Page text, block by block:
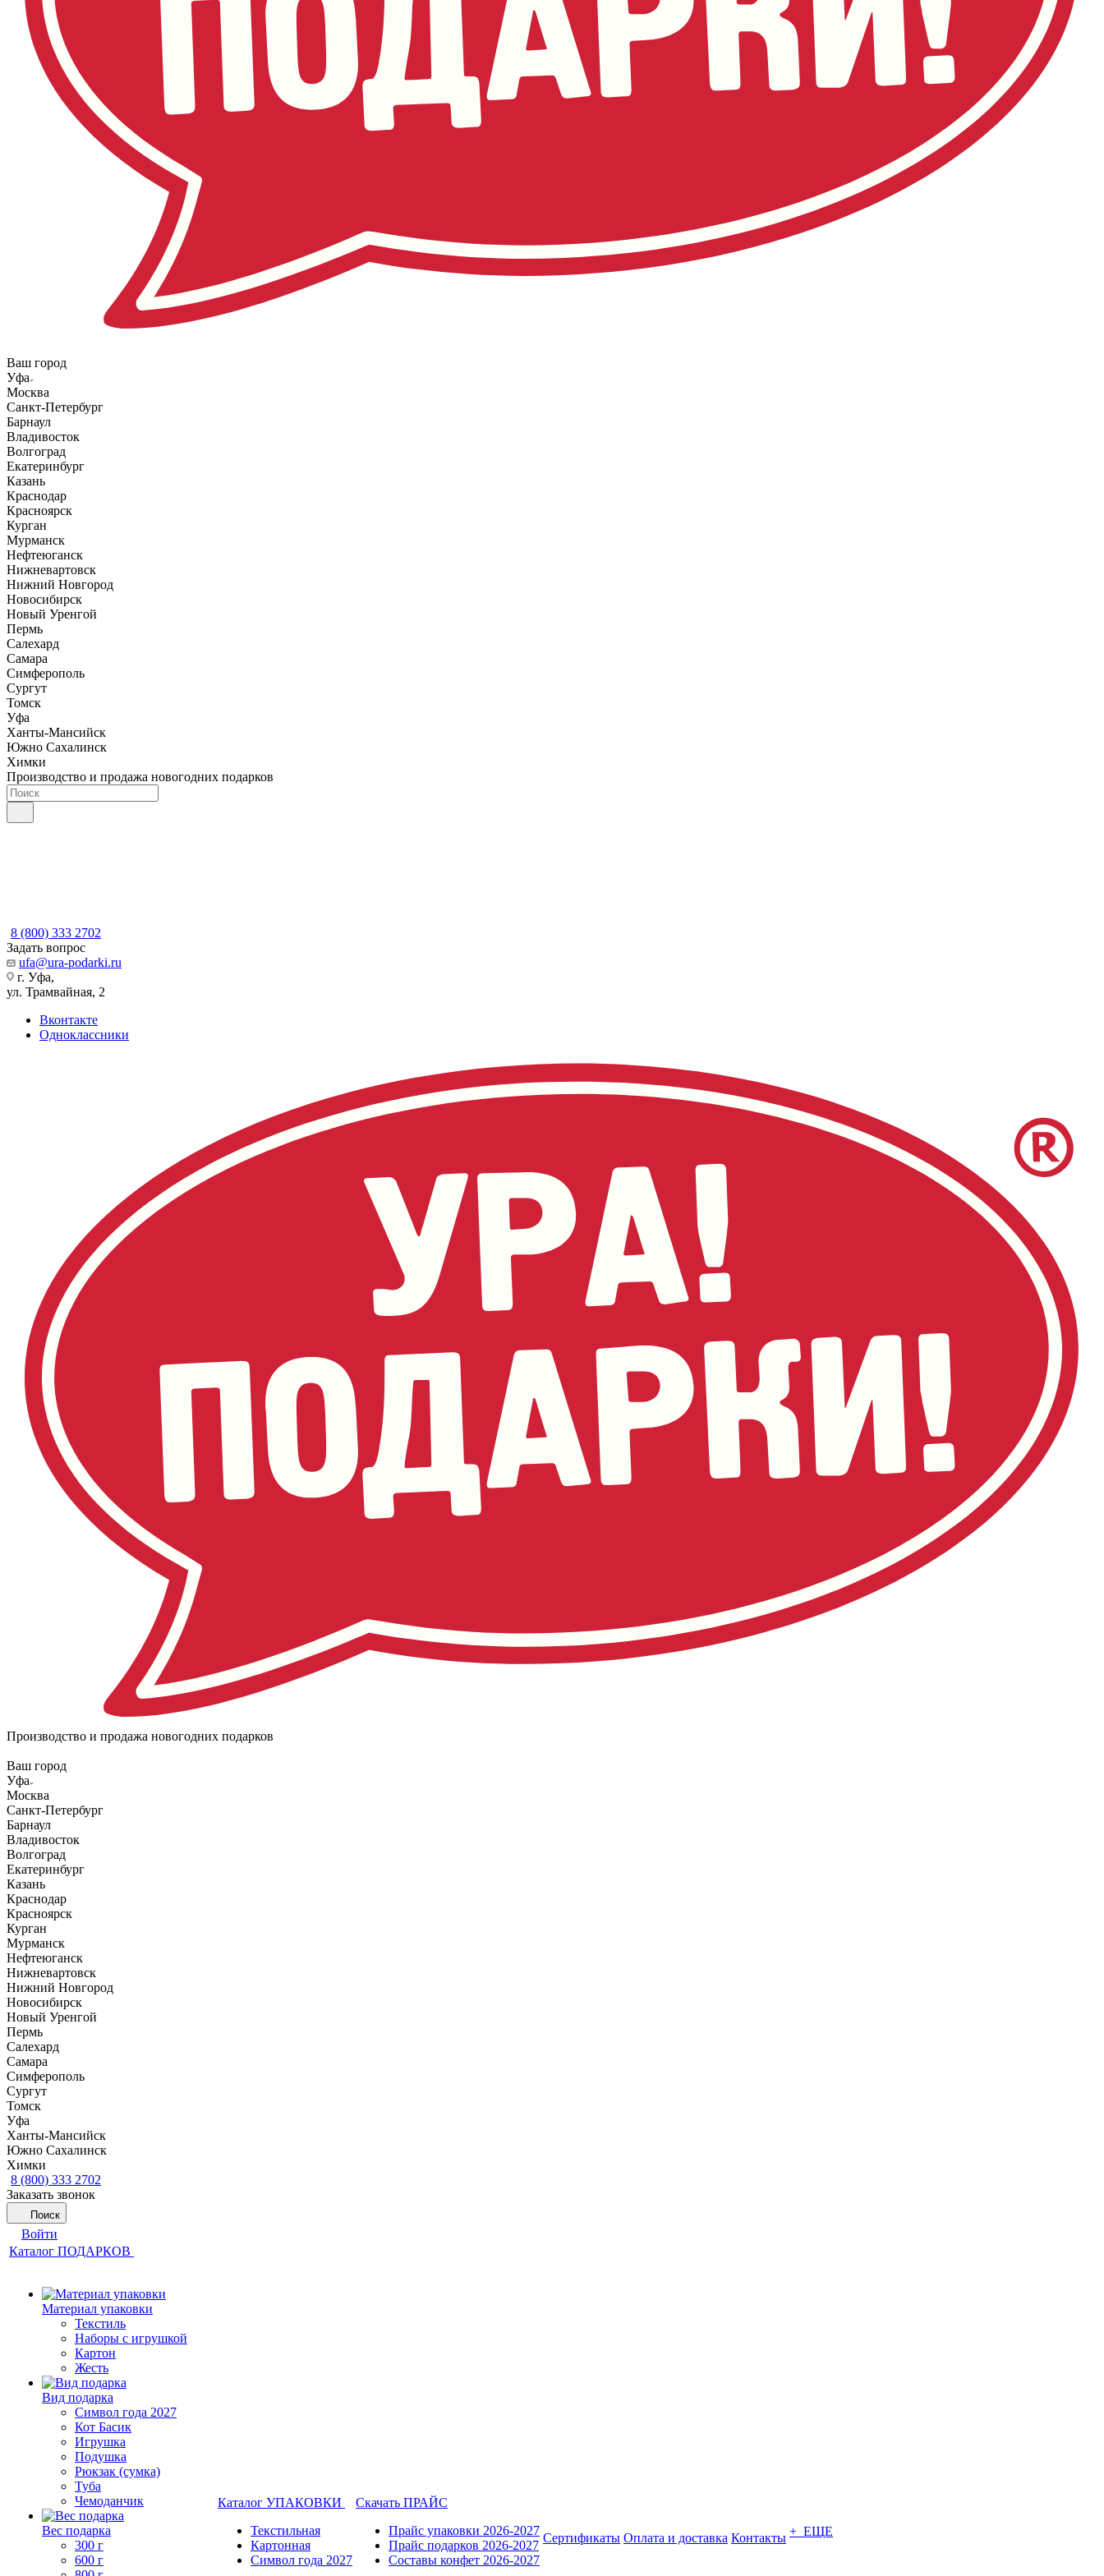
Ваш город
Уфа
Москва
Санкт-Петербург
Барнаул
Владивосток
Волгоград
Екатеринбург
Казань
Краснодар
Красноярск
Курган
Мурманск
Нефтеюганск
Нижневартовск
Нижний Новгород
Новосибирск
Новый Уренгой
Пермь
Салехард
Самара
Симферополь
Сургут
Томск
Уфа
Ханты-Мансийск
Южно Сахалинск
Химки
Производство и продажа новогодних подарков
8 (800) 333 2702
Задать вопрос
ufa@ura-podarki.ru
г. Уфа,
ул. Трамвайная, 2
Вконтакте
Одноклассники
Производство и продажа новогодних подарков
Ваш город
Уфа
Москва
Санкт-Петербург
Барнаул
Владивосток
Волгоград
Екатеринбург
Казань
Краснодар
Красноярск
Курган
Мурманск
Нефтеюганск
Нижневартовск
Нижний Новгород
Новосибирск
Новый Уренгой
Пермь
Салехард
Самара
Симферополь
Сургут
Томск
Уфа
Ханты-Мансийск
Южно Сахалинск
Химки
8 (800) 333 2702
Заказать звонок
Поиск
Войти
Каталог ПОДАРКОВ
Материал упаковки
Текстиль
Наборы с игрушкой
Картон
Жесть
Вид подарка
Символ года 2027
Кот Басик
Игрушка
Подушка
Рюкзак (сумка)
Туба
Чемоданчик
Вес подарка
300 г
600 г
Каталог УПАКОВКИ
Текстильная
Картонная
Символ года 2027
Скачать ПРАЙС
Прайс упаковки 2026-2027
Прайс подарков 2026-2027
Составы конфет 2026-2027
Сертификаты Оплата и доставка Контакты + ЕЩЕ